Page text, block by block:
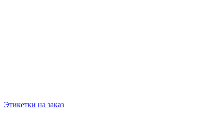
Этикетки на заказ